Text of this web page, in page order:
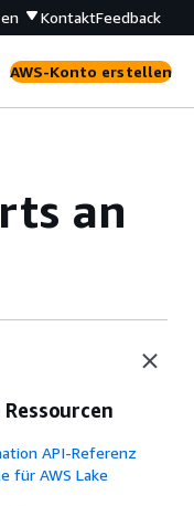
KontaktFeedback
AWS-Konto erstellen
an
API-Referenz
für AWS Lake